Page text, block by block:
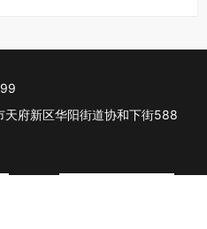
天府新区华阳街道协和下街588